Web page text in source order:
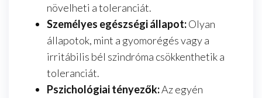
növelheti a toleranciát.
Személyes egészségi állapot:Olyan
állapotok, mint a gyomorégés vagy a
irritábilis bél szindróma csökkenthetik a
toleranciát.
Pszichológiai tényezők:Az egyén